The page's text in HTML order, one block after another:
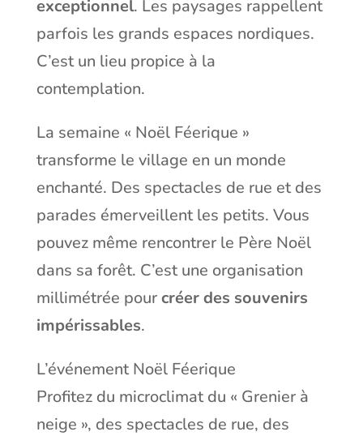
exceptionnel. Les paysages rappellent
parfois les grands espaces nordiques.
C’est un lieu propice à la
contemplation.
La semaine « Noël Féerique »
transforme le village en un monde
enchanté. Des spectacles de rue et des
parades émerveillent les petits. Vous
pouvez même rencontrer le Père Noël
dans sa forêt. C’est une organisation
millimétrée pourcréer des souvenirs
impérissables.
L’événement Noël Féerique
Profitez du microclimat du « Grenier à
neige », des spectacles de rue, des